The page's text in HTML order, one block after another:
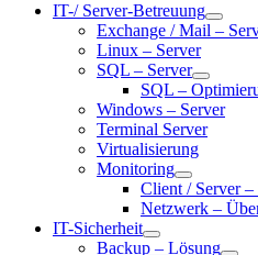
IT-/ Server-Betreuung
Exchange / Mail –
Linux – Server
SQL – Server
SQL –
Windows – Server
Terminal Server
Virtualisierung
Monitoring
Client / Server
Netzwerk –
IT-Sicherheit
Backup – Lösung